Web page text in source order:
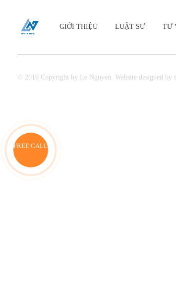
© 2019 Copyright by Le Nguyen. Website designed by
GIỚI THIỆU LUẬT SƯ TƯ
FREE CALL